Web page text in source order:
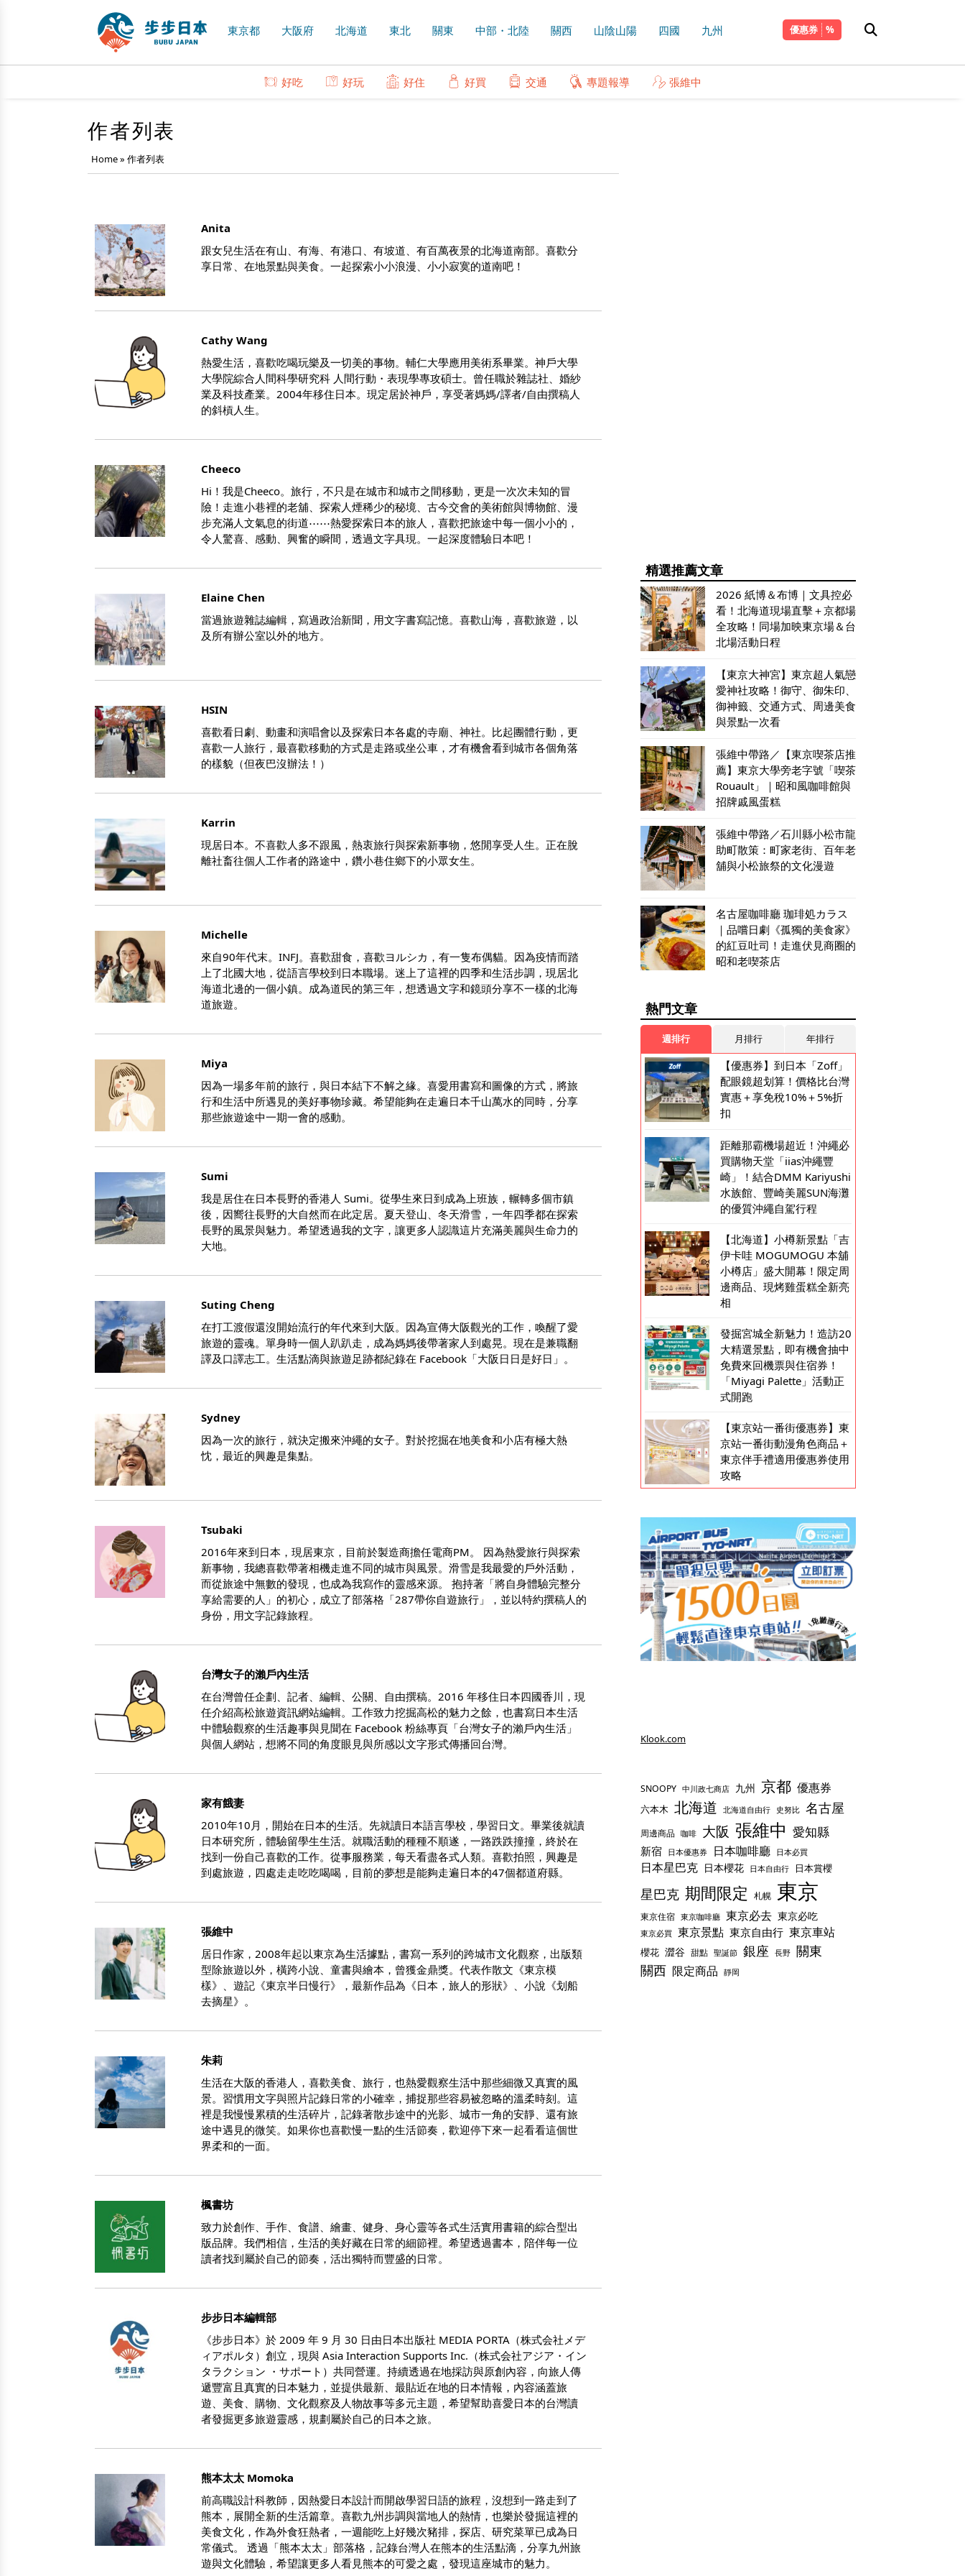
東京都 大阪府 北海道 東北 關東 中部・北陸 關西 山陰山陽 四國 九州 優惠券
好吃 好玩 好住 好買 交通 專題報導 張維中
作者列表
Home» 作者列表
Anita
跟女兒生活在有山、有海、有港口、有坡道、有百萬夜景的北海道南部。喜歡分
享日常、在地景點與美食。一起探索小小浪漫、小小寂寞的道南吧！
Cathy Wang
熱愛生活，喜歡吃喝玩樂及一切美的事物。輔仁大學應用美術系畢業。神戶大學
大學院綜合人間科學研究科 人間行動・表現學專攻碩士。曾任職於雜誌社、婚紗
業及科技產業。2004年移住日本。現定居於神戶，享受著媽媽/譯者/自由撰稿人
的斜槓人生。
Cheeco
Hi！我是Cheeco。旅行，不只是在城市和城市之間移動，更是一次次未知的冒
險！走進小巷裡的老舖、探索人煙稀少的秘境、古今交會的美術館與博物館、漫
步充滿人文氣息的街道⋯⋯熱愛探索日本的旅人，喜歡把旅途中每一個小小的，
令人驚喜、感動、興奮的瞬間，透過文字具現。一起深度體驗日本吧！
Elaine Chen
當過旅遊雜誌編輯，寫過政治新聞，用文字書寫記憶。喜歡山海，喜歡旅遊，以
及所有辦公室以外的地方。
HSIN
喜歡看日劇、動畫和演唱會以及探索日本各處的寺廟、神社。比起團體行動，更
喜歡一人旅行，最喜歡移動的方式是走路或坐公車，才有機會看到城市各個角落
的樣貌（但夜巴沒辦法！）
Karrin
現居日本。不喜歡人多不跟風，熱衷旅行與探索新事物，悠閒享受人生。正在脫
離社畜往個人工作者的路途中，鑽小巷住鄉下的小眾女生。
Michelle
來自90年代末。INFJ。喜歡甜食，喜歡ヨルシカ，有一隻布偶貓。因為疫情而踏
上了北國大地，從語言學校到日本職場。迷上了這裡的四季和生活步調，現居北
海道北邊的一個小鎮。成為道民的第三年，想透過文字和鏡頭分享不一樣的北海
道旅遊。
Miya
因為一場多年前的旅行，與日本結下不解之緣。喜愛用書寫和圖像的方式，將旅
行和生活中所遇見的美好事物珍藏。希望能夠在走遍日本千山萬水的同時，分享
那些旅遊途中一期一會的感動。
Sumi
我是居住在日本長野的香港人 Sumi。從學生來日到成為上班族，輾轉多個市鎮
後，因嚮往長野的大自然而在此定居。夏天登山、冬天滑雪，一年四季都在探索
長野的風景與魅力。希望透過我的文字，讓更多人認識這片充滿美麗與生命力的
大地。
Suting Cheng
在打工渡假還沒開始流行的年代來到大阪。因為宣傳大阪觀光的工作，喚醒了愛
旅遊的靈魂。單身時一個人趴趴走，成為媽媽後帶著家人到處晃。現在是兼職翻
譯及口譯志工。生活點滴與旅遊足跡都紀錄在 Facebook「大阪日日是好日」。
Sydney
因為一次的旅行，就決定搬來沖繩的女子。對於挖掘在地美食和小店有極大熱
忱，最近的興趣是集點。
Tsubaki
2016年來到日本，現居東京，目前於製造商擔任電商PM。 因為熱愛旅行與探索
新事物，我總喜歡帶著相機走進不同的城市與風景。滑雪是我最愛的戶外活動，
而從旅途中無數的發現，也成為我寫作的靈感來源。 抱持著「將自身體驗完整分
享給需要的人」的初心，成立了部落格「287帶你自遊旅行」，並以特約撰稿人的
身份，用文字記錄旅程。
台灣女子的瀨戶內生活
在台灣曾任企劃、記者、編輯、公關、自由撰稿。2016 年移住日本四國香川，現
任介紹高松旅遊資訊網站編輯。工作致力挖掘高松的魅力之餘，也書寫日本生活
中體驗觀察的生活趣事與見聞在 Facebook 粉絲專頁「台灣女子的瀨戶內生活」
與個人網站，想將不同的角度眼見與所感以文字形式傳播回台灣。
家有餓妻
2010年10月，開始在日本的生活。先就讀日本語言學校，學習日文。畢業後就讀
日本研究所，體驗留學生生活。就職活動的種種不順遂，一路跌跌撞撞，終於在
找到一份自己喜歡的工作。從事服務業，每天看盡各式人類。喜歡拍照，興趣是
到處旅遊，四處走走吃吃喝喝，目前的夢想是能夠走遍日本的47個都道府縣。
張維中
居日作家，2008年起以東京為生活據點，書寫一系列的跨城市文化觀察，出版類
型除旅遊以外，橫跨小說、童書與繪本，曾獲金鼎獎。代表作散文《東京模
樣》、遊記《東京半日慢行》，最新作品為《日本，旅人的形狀》、小說《划船
去摘星》。
朱莉
生活在大阪的香港人，喜歡美食、旅行，也熱愛觀察生活中那些細微又真實的風
景。習慣用文字與照片記錄日常的小確幸，捕捉那些容易被忽略的溫柔時刻。這
裡是我慢慢累積的生活碎片，記錄著散步途中的光影、城市一角的安靜、還有旅
途中遇見的微笑。如果你也喜歡慢一點的生活節奏，歡迎停下來一起看看這個世
界柔和的一面。
楓書坊
致力於創作、手作、食譜、繪畫、健身、身心靈等各式生活實用書籍的綜合型出
版品牌。我們相信，生活的美好藏在日常的細節裡。希望透過書本，陪伴每一位
讀者找到屬於自己的節奏，活出獨特而豐盛的日常。
步步日本編輯部
《步步日本》於 2009 年 9 月 30 日由日本出版社 MEDIA PORTA（株式会社メデ
ィアポルタ）創立，現與 Asia Interaction Supports Inc.（株式会社アジア・イン
タラクション ・サポート）共同營運。持續透過在地採訪與原創內容，向旅人傳
遞豐富且真實的日本魅力，並提供最新、最貼近在地的日本情報，內容涵蓋旅
遊、美食、購物、文化觀察及人物故事等多元主題，希望幫助喜愛日本的台灣讀
者發掘更多旅遊靈感，規劃屬於自己的日本之旅。
熊本太太 Momoka
前高職設計科教師，因熱愛日本設計而開啟學習日語的旅程，沒想到一路走到了
熊本，展開全新的生活篇章。喜歡九州步調與當地人的熱情，也樂於發掘這裡的
美食文化，作為外食狂熱者，一週能吃上好幾次豬排，探店、研究菜單已成為日
常儀式。 透過「熊本太太」部落格，記錄台灣人在熊本的生活點滴，分享九州旅
遊與文化體驗，希望讓更多人看見熊本的可愛之處，發現這座城市的魅力。
精選推薦文章
2026 紙博＆布博｜文具控必
看！北海道現場直擊＋京都場
全攻略！同場加映東京場＆台
北場活動日程
【東京大神宮】東京超人氣戀
愛神社攻略！御守、御朱印、
御神籤、交通方式、周邊美食
與景點一次看
張維中帶路／【東京喫茶店推
薦】東京大學旁老字號「喫茶
Rouault」｜昭和風咖啡館與
招牌戚風蛋糕
張維中帶路／石川縣小松市龍
助町散策：町家老街、百年老
舖與小松旅祭的文化漫遊
名古屋咖啡廳 珈琲処カラス
｜品嚐日劇《孤獨的美食家》
的紅豆吐司！走進伏見商圈的
昭和老喫茶店
熱門文章
週排行 月排行 年排行
【優惠券】到日本「Zoff」
配眼鏡超划算！價格比台灣
實惠＋享免稅10%＋5%折
扣
距離那霸機場超近！沖繩必
買購物天堂「iias沖繩豐
崎」！結合DMM Kariyushi
水族館、豐崎美麗SUN海灘
的優質沖繩自駕行程
【北海道】小樽新景點「吉
伊卡哇 MOGUMOGU 本舖
小樽店」盛大開幕！限定周
邊商品、現烤雞蛋糕全新亮
相
發掘宮城全新魅力！造訪20
大精選景點，即有機會抽中
免費來回機票與住宿券！
「Miyagi Palette」活動正
式開跑
【東京站一番街優惠券】東
京站一番街動漫角色商品＋
東京伴手禮適用優惠券使用
攻略
Klook.com
SNOOPY 中川政七商店 九州 京都 優惠券
六本木 北海道 北海道自由行 史努比 名古屋
周邊商品 咖啡 大阪 張維中 愛知縣
新宿 日本優惠券 日本咖啡廳 日本必買
日本星巴克 日本櫻花 日本自由行 日本賞櫻
星巴克 期間限定 札幌 東京
東京住宿 東京咖啡廳 東京必去 東京必吃
東京必買 東京景點 東京自由行 東京車站
櫻花 澀谷 甜點 聖誕節 銀座 長野 關東
關西 限定商品 靜岡